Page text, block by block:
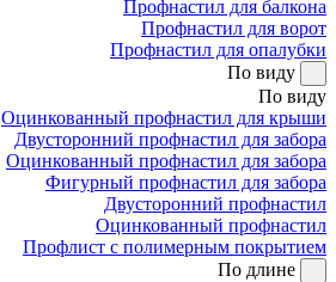
Профнастил для балкона
Профнастил для ворот
Профнастил для опалубки
По виду
По виду
Оцинкованный профнастил для крыши
Двусторонний профнастил для забора
Оцинкованный профнастил для забора
Фигурный профнастил для забора
Двусторонний профнастил
Оцинкованный профнастил
Профлист с полимерным покрытием
По длине